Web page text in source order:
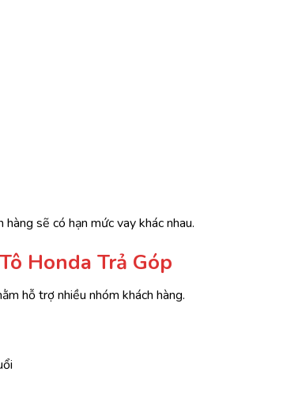
sẽ có hạn mức vay khác nhau.
Honda Trả Góp
hỗ trợ nhiều nhóm khách hàng.